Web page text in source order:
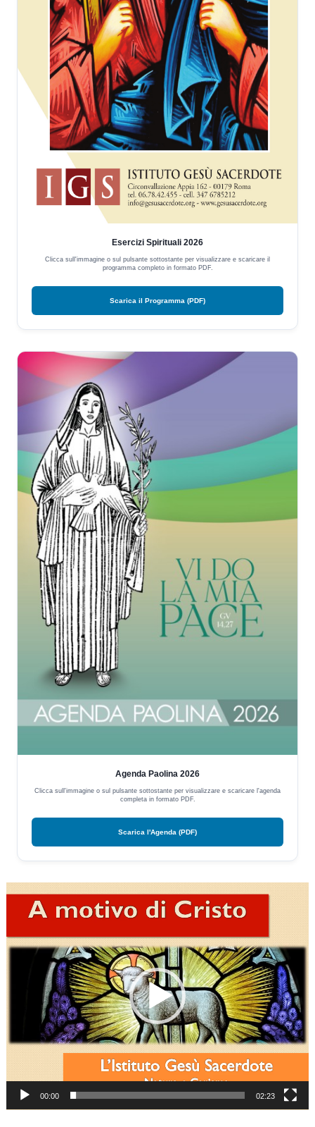
Esercizi Spirituali 2026
Clicca sull'immagine o sul pulsante sottostante per visualizzare e scaricare il
programma completo in formato PDF.
Scarica il Programma (PDF)
Agenda Paolina 2026
Clicca sull'immagine o sul pulsante sottostante per visualizzare e scaricare l'agenda
completa in formato PDF.
Scarica l'Agenda (PDF)
Player
00:00 02:23